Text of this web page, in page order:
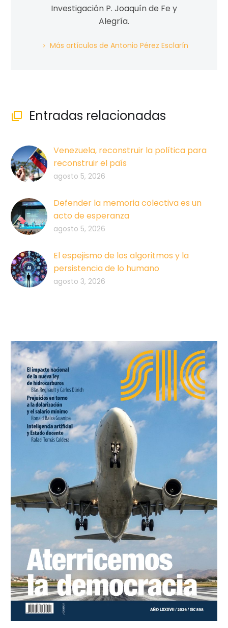
Investigación P. Joaquín de Fe y
Alegría.
Más artículos de Antonio Pérez Esclarín
 Entradas relacionadas
Venezuela, reconstruir la política para
reconstruir el país
agosto 5, 2026
Defender la memoria colectiva es un
acto de esperanza
agosto 5, 2026
El espejismo de los algoritmos y la
persistencia de lo humano
agosto 3, 2026